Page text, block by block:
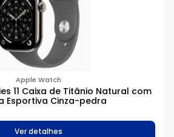
Apple Watch
11 Caixa de Titânio Natural com
Esportiva Cinza-pedra
Ver detalhes